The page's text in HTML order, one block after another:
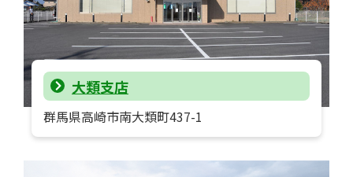
大類支店
群馬県高崎市南大類町437-1